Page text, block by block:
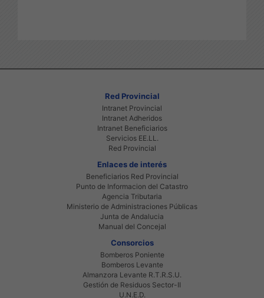
Red Provincial
Intranet Provincial
Intranet Adheridos
Intranet Beneficiarios
Servicios EE.LL.
Red Provincial
Enlaces de interés
Beneficiarios Red Provincial
Punto de Informacion del Catastro
Agencia Tributaria
Ministerio de Administraciones Públicas
Junta de Andalucia
Manual del Concejal
Consorcios
Bomberos Poniente
Bomberos Levante
Almanzora Levante R.T.R.S.U.
Gestión de Residuos Sector-II
U.N.E.D.